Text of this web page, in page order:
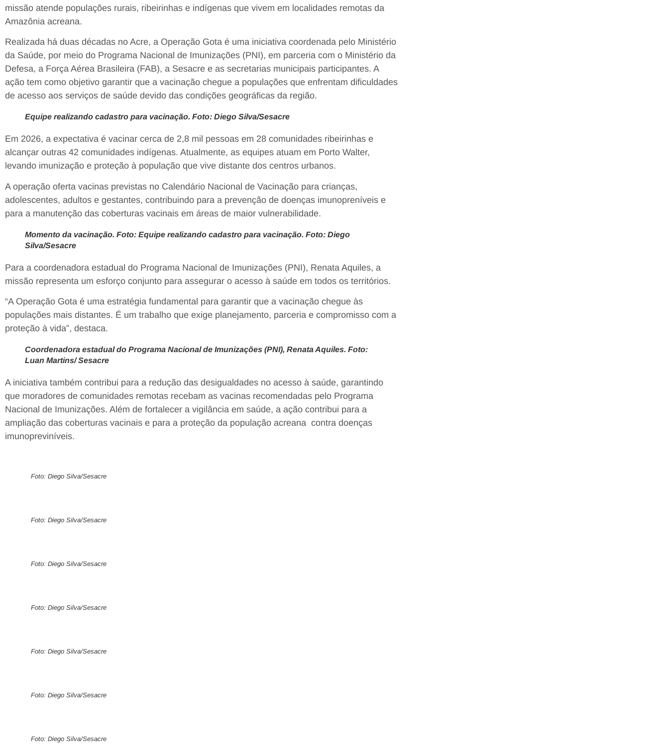
missão atende populações rurais, ribeirinhas e indígenas que vivem em localidades remotas da
Amazônia acreana.
Realizada há duas décadas no Acre, a Operação Gota é uma iniciativa coordenada pelo Ministério
da Saúde, por meio do Programa Nacional de Imunizações (PNI), em parceria com o Ministério da
Defesa, a Força Aérea Brasileira (FAB), a Sesacre e as secretarias municipais participantes. A
ação tem como objetivo garantir que a vacinação chegue a populações que enfrentam dificuldades
de acesso aos serviços de saúde devido das condições geográficas da região.
Equipe realizando cadastro para vacinação. Foto: Diego Silva/Sesacre
Em 2026, a expectativa é vacinar cerca de 2,8 mil pessoas em 28 comunidades ribeirinhas e
alcançar outras 42 comunidades indígenas. Atualmente, as equipes atuam em Porto Walter,
levando imunização e proteção à população que vive distante dos centros urbanos.
A operação oferta vacinas previstas no Calendário Nacional de Vacinação para crianças,
adolescentes, adultos e gestantes, contribuindo para a prevenção de doenças imunopreníveis e
para a manutenção das coberturas vacinais em áreas de maior vulnerabilidade.
Momento da vacinação. Foto: Equipe realizando cadastro para vacinação. Foto: Diego
Silva/Sesacre
Para a coordenadora estadual do Programa Nacional de Imunizações (PNI), Renata Aquiles, a
missão representa um esforço conjunto para assegurar o acesso à saúde em todos os territórios.
“A Operação Gota é uma estratégia fundamental para garantir que a vacinação chegue às
populações mais distantes. É um trabalho que exige planejamento, parceria e compromisso com a
proteção à vida”, destaca.
Coordenadora estadual do Programa Nacional de Imunizações (PNI), Renata Aquiles. Foto:
Luan Martins/ Sesacre
A iniciativa também contribui para a redução das desigualdades no acesso à saúde, garantindo
que moradores de comunidades remotas recebam as vacinas recomendadas pelo Programa
Nacional de Imunizações. Além de fortalecer a vigilância em saúde, a ação contribui para a
ampliação das coberturas vacinais e para a proteção da população acreana contra doenças
imunopreviníveis.
Foto: Diego Silva/Sesacre
Foto: Diego Silva/Sesacre
Foto: Diego Silva/Sesacre
Foto: Diego Silva/Sesacre
Foto: Diego Silva/Sesacre
Foto: Diego Silva/Sesacre
Foto: Diego Silva/Sesacre